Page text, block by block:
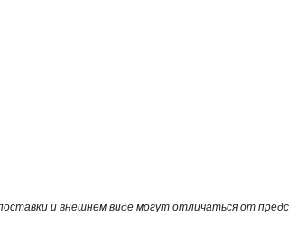
и внешнем виде могут отличаться от